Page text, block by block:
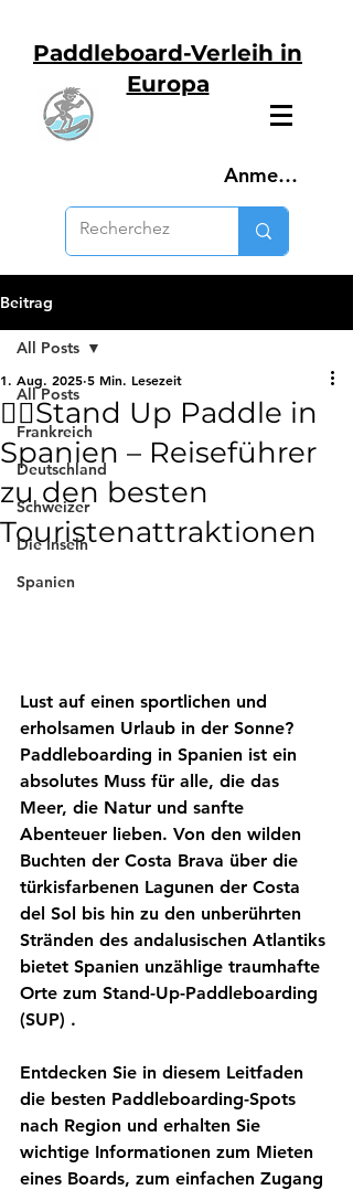
Paddleboard-Verleih in
Europa
Anmelden
Beitrag
All Posts
Frankreich
Deutschland
Schweizer
Die Inseln
Spanien
All Posts
🏄‍♀️Stand Up Paddle in
Spanien – Reiseführer
zu den besten
Touristenattraktionen
1. Aug. 2025 5 Min. Lesezeit
Lust auf einen sportlichen und
erholsamen Urlaub in der Sonne?
Paddleboarding in Spanien ist ein
absolutes Muss für alle, die das
Meer, die Natur und sanfte
Abenteuer lieben. Von den wilden
Buchten der Costa Brava über die
türkisfarbenen Lagunen der Costa
del Sol bis hin zu den unberührten
Stränden des andalusischen Atlantiks
bietet Spanien unzählige traumhafte
Orte zum Stand-Up-Paddleboarding
(SUP) .
Entdecken Sie in diesem Leitfaden
die besten Paddleboarding-Spots
nach Region und erhalten Sie
wichtige Informationen zum Mieten
eines Boards, zum einfachen Zugang